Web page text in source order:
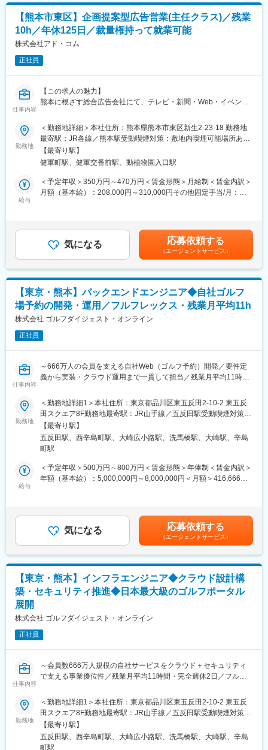
の企業と人を結ぶプラットフォーム」として、成長を続けていま
す。
3.地域貢献事業
地域に貢献するために、宜野湾市の情報産業施設のプロデュース
や、沖縄の魅力を発信する観光メディアの運営、北海道と沖縄の
変更の範囲：会社の定める業務
・楽天・Amazon広告運用最適化
・新商品の企画・ターゲット設計
・売れるためのブランド戦略設計
<その他>
・既存顧客への改善提案（クロスセルあり）
・マーケ／制作チームとの連携
■魅力：
◎未経験からEC×マーケスキルが身につく…
・広告運用、データ分析、商品企画など幅広く習得
◎顧客の成果に直結…
・売上アップが数値で見える
・クライアントと伴走するやりがいも感じます。
◎幅広いクライアント…
・熊本にいながら全国規模の案件に関われます。
◎成長企業でキャリアアップ…
◆ふるさと納税プロモーションでも九州トップクラス◆
ふるさと納税ポータルサイトで各地の自治体に代わってECサイト
の運営も行なっています。
個人向け、企業向けの双方から実績・ノウハウを蓄積。
全国の自治体のプロモーションを多数手がけており、九州トップ
クラスのシェアを誇ります。
■当社について：
EC運営代行・コンサルティングを核に成長してきた企業で、楽
天・Amazon等のモール支援に加え、ふるさと納税領域でも自治
へ展開している。
【熊本市東区】企画提案型広告営業(主任クラス)／残業
10h／年休125日／裁量権持って就業可能
株式会社アド・コム
正社員
仕事内容
【この求人の魅力】
熊本に根ざす総合広告会社にて、テレビ・新聞・Web・イベン
まで一貫してリードいただくポジションです。
行政案件や大手企業案件も多く、主任クラスとして案件統括・顧
客深耕・チーム推進を担う中核人材として活躍いただけます。
【業務内容】
クライアントの事業課題に対し、マス媒体・Web・イベント・販
促ツールなどを組み合わせた統合プロモーションの企画・推進を
・テレビCM・新聞広告などマスメディアの企画立案・折衝
・Web広告、SNS施策の戦略設計・効果改善
・行政案件のPR企画およびイベント運営の統括
・プロジェクト全体の進行管理（スケジュール／予算／品質）
・若手メンバーへの指導・案件伴走
【担当案件について】
・案件規模は大小さまざまで、グループ企業との連携により大規
模案件にも対応可能
・案件構成比は、グループ連携：約3割／行政系：約3割／一般企
業：約4割
→公共性の高い案件と民間企業のプロモーション双方に携わるこ
とができ、幅広い経験を積めます。
【業務の特徴】
テレビCM制作や広告運用に加え、
・地域密着型イベント（職場体験、スポーツ大会 等）
・映画制作・上映プロモーションなどのコンテンツビジネス
といった、広告の枠を超えたプロデュース領域まで対応していま
主任クラスには、これらの案件を主体的に推進し、品質・成果に
責任を持つ役割が期待されます。
で構成されており、経験豊富なメンバーが多い環境です。
少数精鋭のため意思決定が速く、主任層は案件推進の中核として
裁量を持って活躍しています。
【業務の魅力】
・マス×デジタル×イベントを統合したクロスメディア提案力が身
につく
・裁量が大きく、自らのアイデアで案件を動かせる
・後輩育成やチーム推進を通じ、マネジメントスキルを習得でき
る
変更の範囲：会社の定める業務
勤務地
＜勤務地詳細＞本社住所：熊本県熊本市東区新生2-23-18 勤務地
最寄駅：JR各線／熊本駅受動喫煙対策：敷地内喫煙可能場所あり
変更の範囲：会社の定める事業所
【最寄り駅】
健軍町駅、健軍交番前駅、動植物園入口駅
給与
＜予定年収＞350万円～470万円＜賃金形態＞月給制＜賃金内訳＞
月額（基本給）：208,000円～310,000円その他固定手当/月：
有＜給与補足＞■昇給：年1回■賞与：年2回（平均2.4ヶ月）賃金
はあくまでも目安の金額であり、選考を通じて上下する可能性が
あります。月給(月額)は固定手当を含めた表記です。
気になる 応募依頼する
（エージェントサービス）
【東京・熊本】バックエンドエンジニア◆自社ゴルフ
場予約の開発・運用／フルフレックス・残業月平均11h
株式会社 ゴルフダイジェスト・オンライン
正社員
仕事内容
～666万人の会員を支える自社Web（ゴルフ予約）開発／要件定
義から実装・クラウド運用まで一貫して担当／残業月平均11時
り～
バックエンドエンジニアとして、自社サービスに関するシステム
開発を行っていただきます。主にはゴルフ場予約システムのWeb
アプリケーション開発をお願いすることを想定しており、経験等
によって対応範囲をご相談させていただく予定です。
自社開発ならではのしっかりとコードを書く工程もあれば、外部
■業務内容：
・自社Webプロダクトのコーディング、開発業務
・日常的な保守運用（保守開発だけでなく、障害対応などを含
・保守運用に向けた監視システムの構築
・要件定義～開発～テスト～リリース（開発に関する全工程を対
象にしており、管理業務ではなくコーディングを含めた業務）
■業務のやりがい：
・666万人の会員がスムーズにサービスを利用できるよう運用
（大規模な自社サービスを支えたご経験をご自身のキャリアに繋
■テクノロジー本部について：
主にアプリケーションエンジニア・インフラエンジニアが約50名
在籍し、これまでもウォーターフォール型からアジャイルへの移
行など試行錯誤を繰り返し、開発方法を進化させてきました。今
勤務地
＜勤務地詳細1＞本社住所：東京都品川区東五反田2-10-2 東五反
田スクエア8F勤務地最寄駅：JR山手線／五反田駅受動喫煙対策：
屋内全面禁煙＜勤務地詳細2＞熊本支社住所：熊本県熊本市中央区
桜町4-10 第１甲斐田ビル５階受動喫煙対策：屋内全面禁煙変更の
範囲：会社の定める事業所（リモートワーク含む）
【最寄り駅】
五反田駅、西辛島町駅、大崎広小路駅、洗馬橋駅、大崎駅、辛島
町駅
給与
＜予定年収＞500万円～800万円＜賃金形態＞年俸制＜賃金内訳＞
年額（基本給）：5,000,000円～8,000,000円＜月額＞416,666円
る可能性があります。月給(月額)は固定手当を含めた表記です。
気になる 応募依頼する
（エージェントサービス）
【東京・熊本】インフラエンジニア◆クラウド設計構
築・セキュリティ推進◆日本最大級のゴルフポータル
展開
株式会社 ゴルフダイジェスト・オンライン
正社員
仕事内容
～会員数666万人規模の自社サービスをクラウド＋セキュリティ
で支える事業優位性／残業月平均11時間・完全週休2日／フルフ
大規模な自社サービス（666万人の会員規模）を支える、最新ク
ラウド環境とセキュリティソリューションを組み合わせたインフ
ラ構築・改善をお任せします。
単なる運用にとどまらず、分析・改善提案・社内調整・ソリュー
勤務地
＜勤務地詳細1＞本社住所：東京都品川区東五反田2-10-2 東五反
田スクエア8F勤務地最寄駅：JR山手線／五反田駅受動喫煙対策：
屋内全面禁煙＜勤務地詳細2＞熊本支社住所：熊本県熊本市中央区
桜町4-10 第１甲斐田ビル５階受動喫煙対策：屋内全面禁煙変更の
範囲：会社の定める事業所（リモートワーク含む）
【最寄り駅】
五反田駅、西辛島町駅、大崎広小路駅、洗馬橋駅、大崎駅、辛島
町駅